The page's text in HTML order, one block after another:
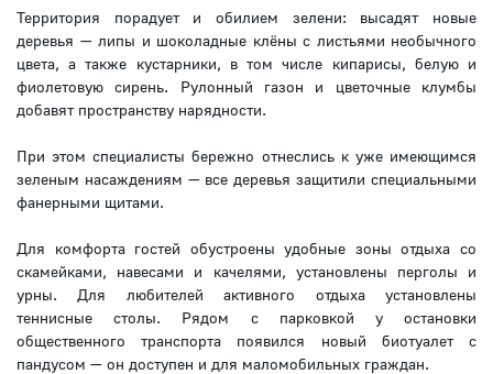
Территория порадует и обилием зелени: высадят новые
деревья — липы и шоколадные клёны с листьями необычного
цвета, а также кустарники, в том числе кипарисы, белую и
фиолетовую сирень. Рулонный газон и цветочные клумбы
добавят пространству нарядности.
При этом специалисты бережно отнеслись к уже имеющимся
зеленым насаждениям — все деревья защитили специальными
фанерными щитами.
Для комфорта гостей обустроены удобные зоны отдыха со
скамейками, навесами и качелями, установлены перголы и
урны. Для любителей активного отдыха установлены
теннисные столы. Рядом с парковкой у остановки
общественного транспорта появился новый биотуалет с
пандусом — он доступен и для маломобильных граждан.